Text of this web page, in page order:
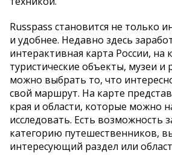
Russpass становится не только
и удобнее. Недавно здесь
интерактивная карта России, на
туристические объекты, музеи и
можно выбрать то, что
свой маршрут. На карте
края и области, которые можно
исследовать. Есть возможность
категорию путешественников,
интересующий раздел или